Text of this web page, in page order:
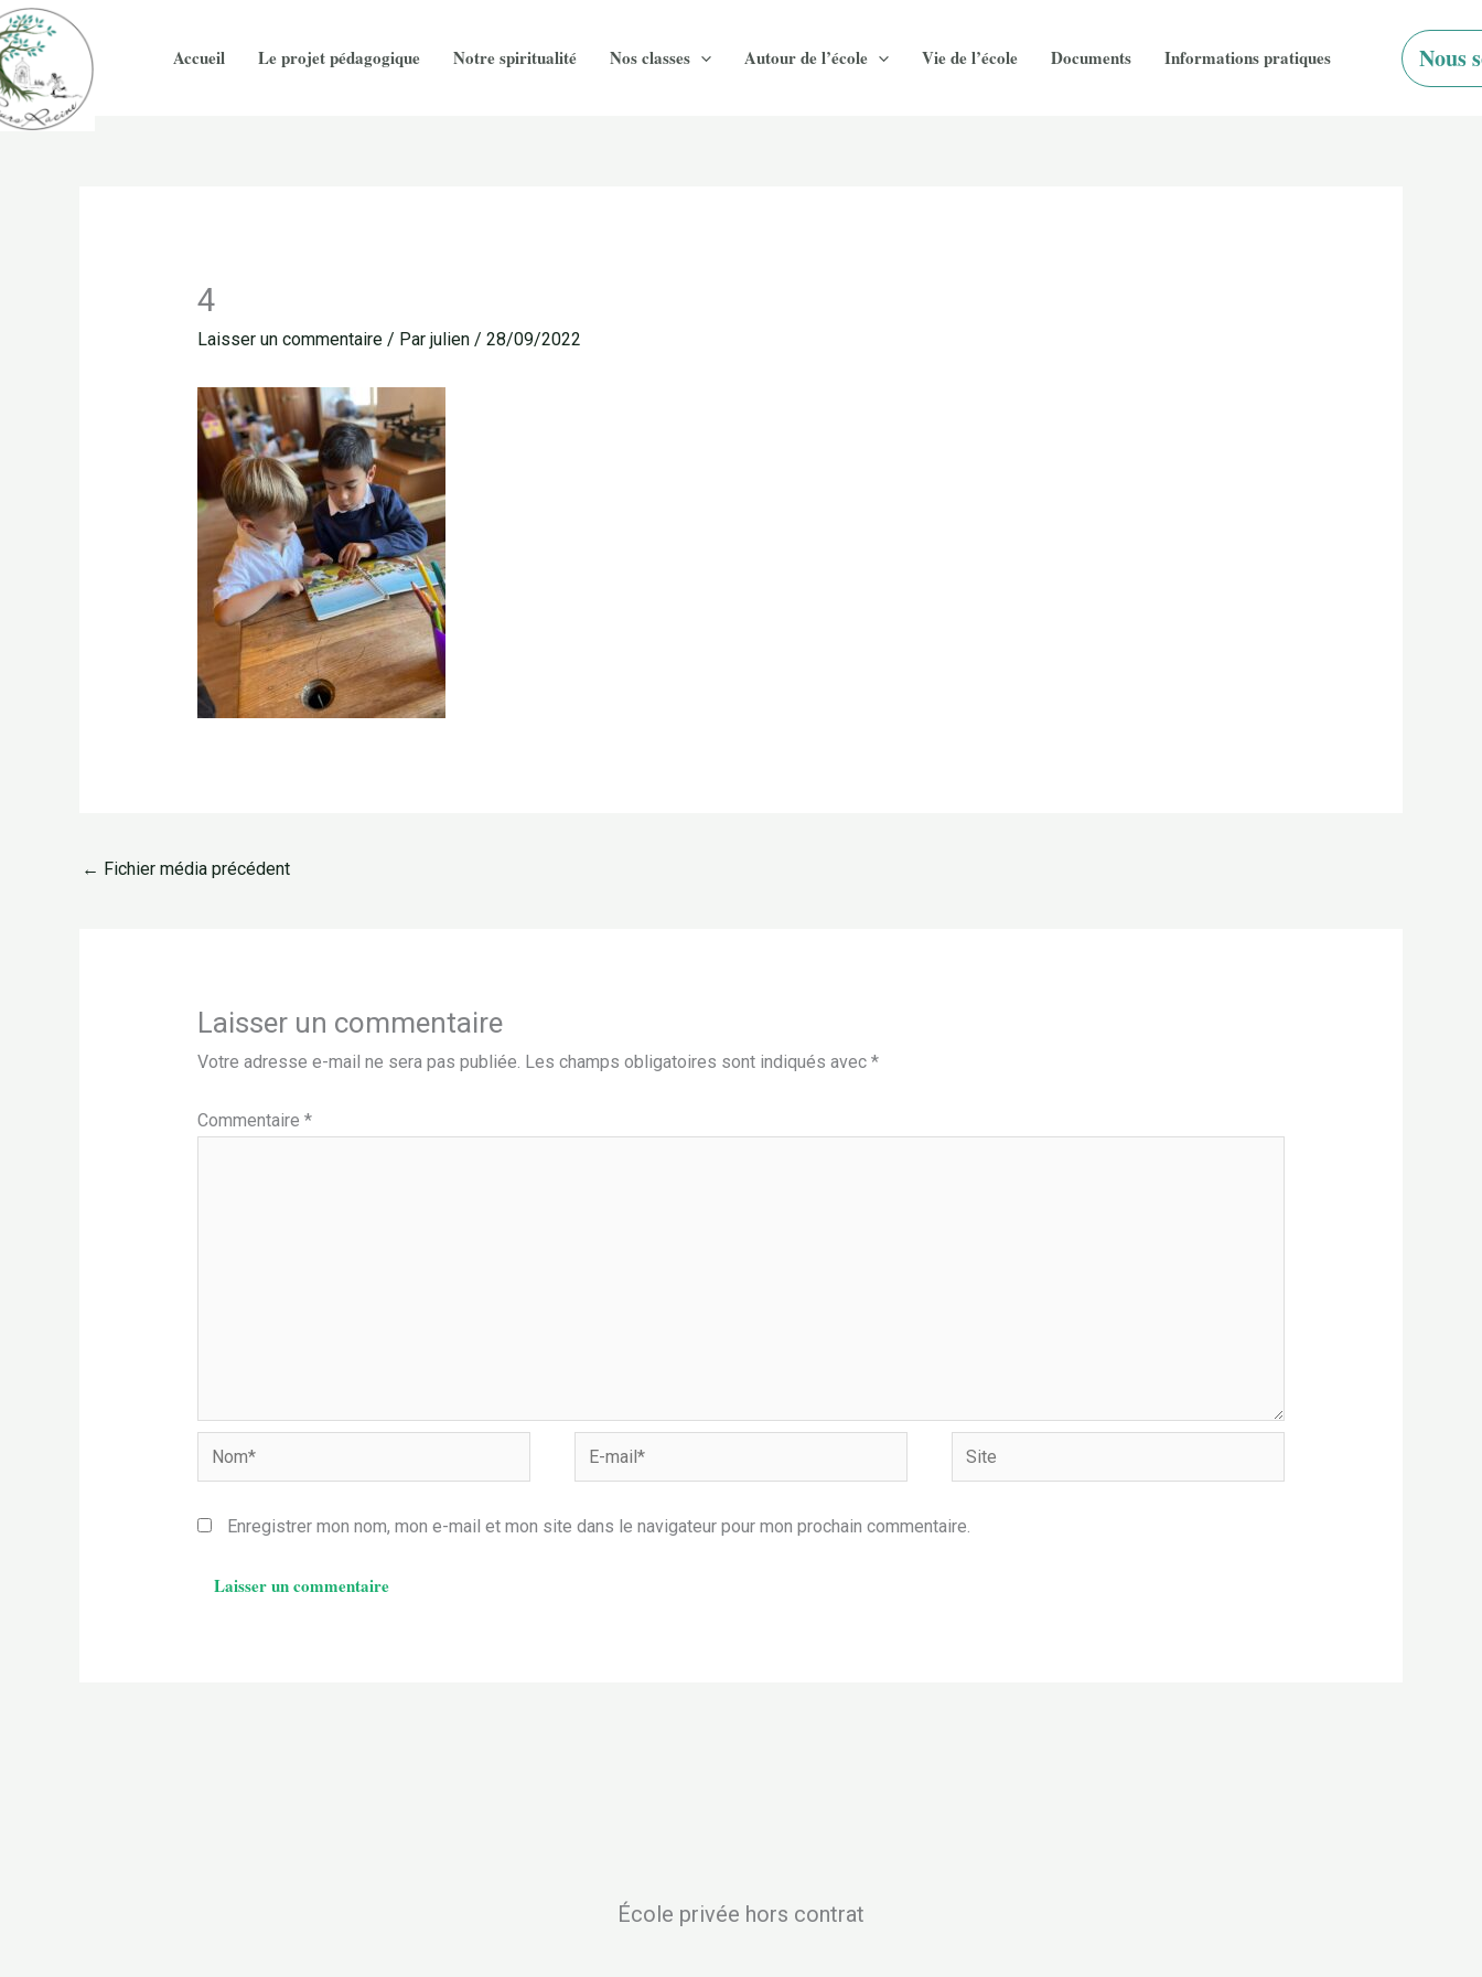
Aller
au
contenu
Accueil Le projet pédagogique Notre spiritualité Nos classes Autour de l’école Vie de l’école Documents Informations pratiques Nous
4
Laisser un commentaire / Par julien / 28/09/2022
← Fichier média précédent
Laisser un commentaire
Votre adresse e-mail ne sera pas publiée. Les champs obligatoires sont indiqués avec *
Commentaire *
Nom*
mail*
Site
Enregistrer mon nom, mon e-mail et mon site dans le navigateur pour mon prochain commentaire.
École privée hors contrat